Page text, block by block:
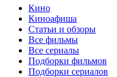
Кино
Киноафиша
Статьи и обзоры
Все фильмы
Все сериалы
Подборки фильмов
Подборки сериалов